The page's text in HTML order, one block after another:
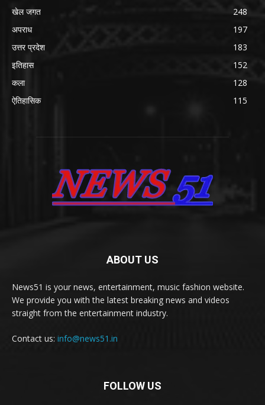
खेल जगत
248
अपराध
197
उत्तर प्रदेश
183
इतिहास
152
कला
128
ऐतिहासिक
115
ABOUT US
News51 is your news, entertainment, music fashion website.
We provide you with the latest breaking news and videos
straight from the entertainment industry.
Contact us: info@news51.in
FOLLOW US